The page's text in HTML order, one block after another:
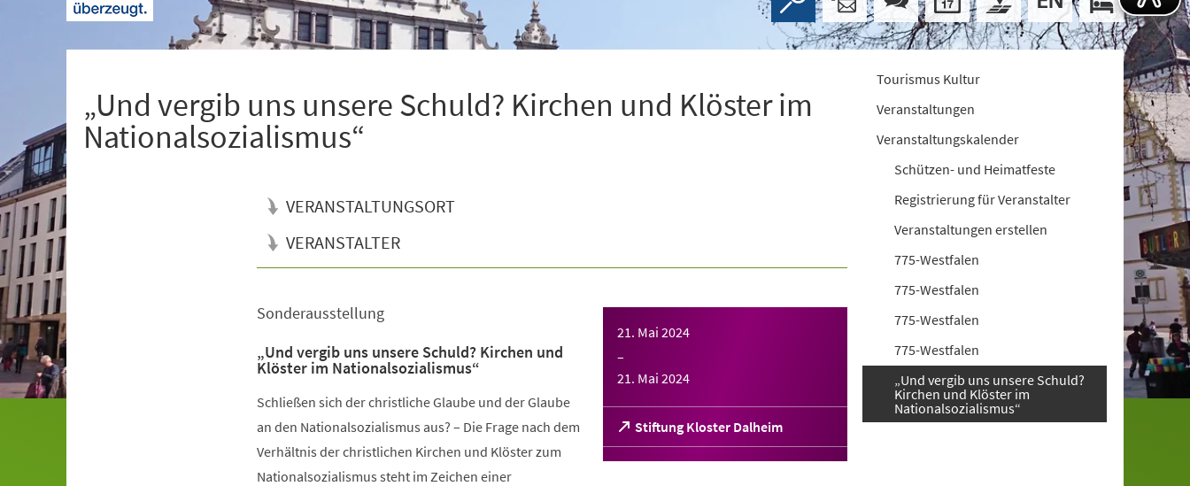
„Und vergib uns unsere Schuld? Kirchen und Klöster im
Nationalsozialismus“
VERANSTALTUNGSORT
VERANSTALTER
21. Mai 2024
–
21. Mai 2024
Stiftung Kloster Dalheim
(Öffnet
in
einem
Sonderausstellung
„Und vergib uns unsere Schuld? Kirchen und
Klöster im Nationalsozialismus“
Schließen sich der christliche Glaube und der Glaube
an den Nationalsozialismus aus? – Die Frage nach dem
Verhältnis der christlichen Kirchen und Klöster zum
Nationalsozialismus steht im Zeichen einer
Tourismus Kultur
Veranstaltungen
Veranstaltungskalender
Schützen- und Heimatfeste
Registrierung für Veranstalter
Veranstaltungen erstellen
775-Westfalen
775-Westfalen
775-Westfalen
775-Westfalen
„Und vergib uns unsere Schuld?
Kirchen und Klöster im
Nationalsozialismus“